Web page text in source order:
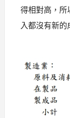
得相對高，
入都沒有新